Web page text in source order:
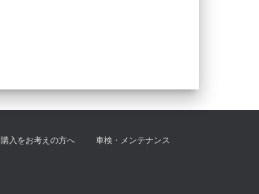
購入をお考えの方へ 車検・メンテナンス